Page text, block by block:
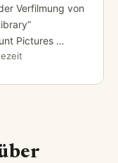
Verfilmung von
Pictures …